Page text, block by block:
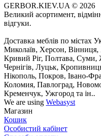
GERBOR.KIEV.UA © 2026
Великий асортимент,
відгуки.
Доставка меблів по містах
Миколаїв, Херсон, Вінниця,
Кривий Ріг, Полтава,
Чернігів, Луцьк,
Нікополь, Покров, Івано-
Коломия, Павлоград,
Кременчук, Ужгород та ін..
We are using Webasyst
Магазин
Кошик
Особистий кабінет